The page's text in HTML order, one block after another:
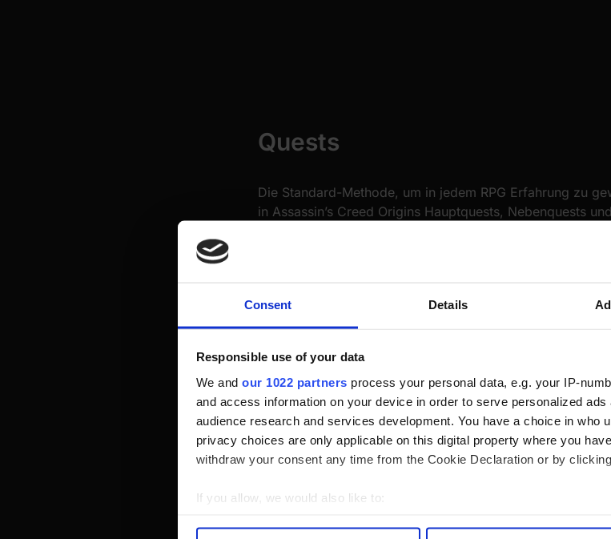
Consent Details
Responsible use of your data
We and our 1022 partners process your personal data, e.g. your IP-
and access information on your device in order to serve personalized
audience research and services development. You have a choice in who
privacy choices are only applicable on this digital property where you
withdraw your consent any time from the Cookie Declaration or by
If you allow, we would also like to:
Quests
Die Standard-Methode, um in jedem RPG Erfahrung zu
in Assassin’s Creed Origins Hauptquests, Nebenquests